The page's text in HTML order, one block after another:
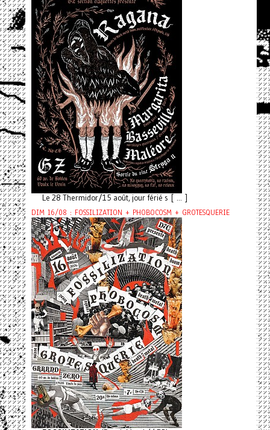
Le 28 Thermidor/15 août, jour férié s [ ... ]
DIM 16/08 : FOSSILIZATION + PHOBOCOSM + GROTESQUERIE